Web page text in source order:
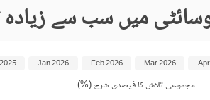
میں سب سے زیادہ
مجموعی تلاش کا فیصدی شرح (%)
Mar 2026
Feb 2026
Jan 2026